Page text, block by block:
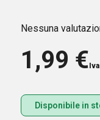
Nessuna
1,99 €
Disponibile in